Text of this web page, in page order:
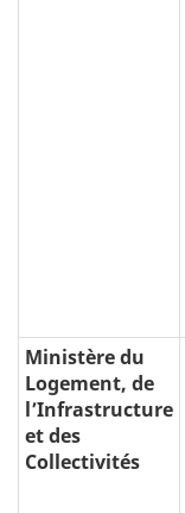
Ministère du
Logement, de
lʼInfrastructure
et des
Collectivités